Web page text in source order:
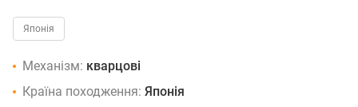
Японія
Механізм: кварцові
Країна походження: Японія